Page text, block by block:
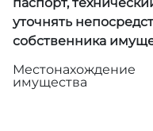
уточнять
собственника
Местонахождение
имущества